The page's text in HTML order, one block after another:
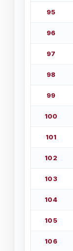
95
96
97
98
99
100
101
102
103
104
105
106